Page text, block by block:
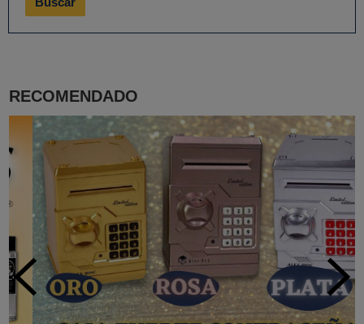
RECOMENDADO